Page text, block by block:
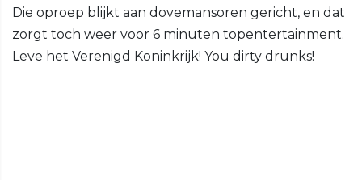
Die oproep blijkt aan dovemansoren gericht, en dat
zorgt toch weer voor 6 minuten topentertainment.
Leve het Verenigd Koninkrijk! You dirty drunks!